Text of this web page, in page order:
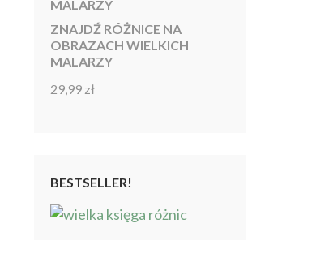
ZNAJDŹ RÓŻNICE NA
OBRAZACH WIELKICH
MALARZY
Oceniono
29,99 zł
BESTSELLER!